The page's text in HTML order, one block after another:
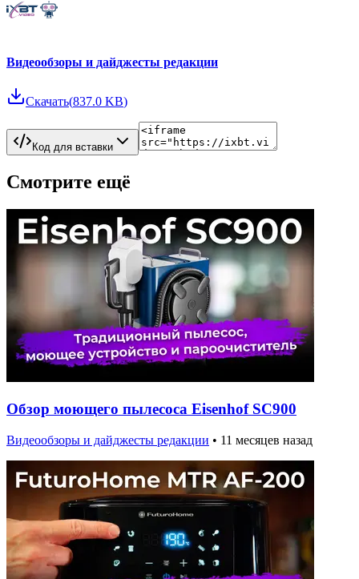
Видеообзоры и дайджесты редакции
Скачать(837.0 KB)
Код для вставки
Смотрите ещё
Обзор моющего пылесоса Eisenhof SC900
Видеообзоры и дайджесты редакции • 11 месяцев назад